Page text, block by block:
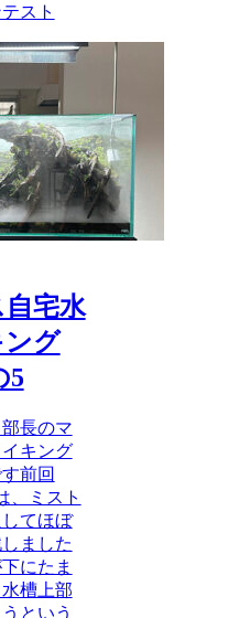
スト
宅水
グ
5
長のマ
キング
前回
、ミスト
てほぼ
ました
にたま
槽上部
という